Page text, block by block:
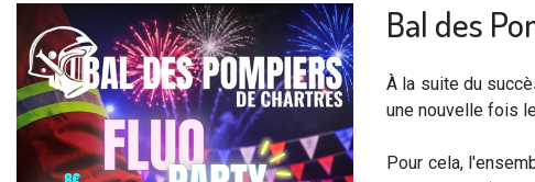
Bal des
À la suite du
une nouvelle fois
Pour cela,